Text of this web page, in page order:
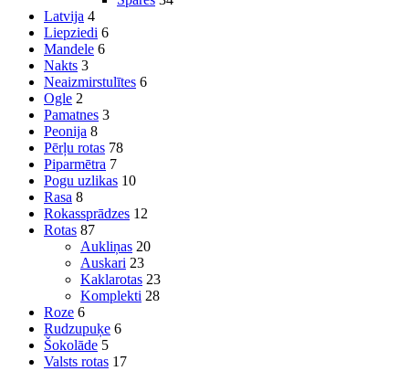
Latvija 4
Liepziedi 6
Mandele 6
Nakts 3
Neaizmirstulītes 6
Ogle 2
Pamatnes 3
Peonija 8
Pērļu rotas 78
Piparmētra 7
Pogu uzlikas 10
Rasa 8
Rokassprādzes 12
Rotas 87
Aukliņas 20
Auskari 23
Kaklarotas 23
Komplekti 28
Roze 6
Rudzupuķe 6
Šokolāde 5
Valsts rotas 17